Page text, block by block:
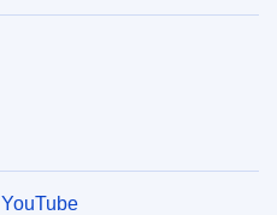
YouTube